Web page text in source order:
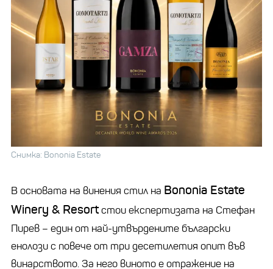
Снимка: Bononia Estate
В основата на винения стил на Bononia Estate
Winery & Resortстои експертизата на Стефан
Пирев – един от най-утвърдените български
енолози с повече от три десетилетия опит във
винарството. За него виното е отражение на